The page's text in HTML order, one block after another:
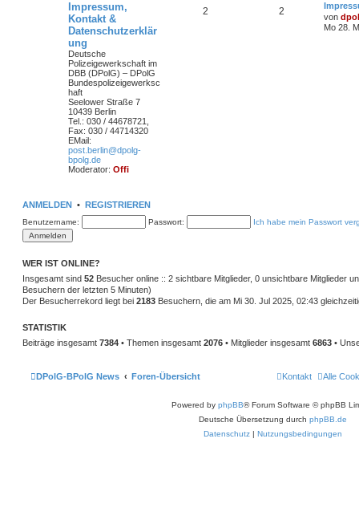
Impressum,
Kontakt &
Datenschutzerklär
ung
Deutsche
Polizeigewerkschaft im
DBB (DPolG) – DPolG
Bundespolizeigewerksc
haft
Seelower Straße 7
10439 Berlin
Tel.: 030 / 44678721,
Fax: 030 / 44714320
EMail:
post.berlin@dpolg-
bpolg.de
Moderator: Offi
2 2
von
Mo 28.
ANMELDEN • REGISTRIEREN
Benutzername: Passwort: Ich habe mein Passwort
WER IST ONLINE?
Insgesamt sind 52 Besucher online :: 2 sichtbare Mitglieder, 0 unsichtbare Mitglieder
Besuchern der letzten 5 Minuten)
Der Besucherrekord liegt bei 2183 Besuchern, die am Mi 30. Jul 2025, 02:43
STATISTIK
Beiträge insgesamt 7384 • Themen insgesamt 2076 • Mitglieder insgesamt 6863 •
DPolG-BPolG News Foren-Übersicht Alle
Kontakt
Powered by phpBB® Forum Software © phpBB
Deutsche Übersetzung durch phpBB.de
Datenschutz | Nutzungsbedingungen